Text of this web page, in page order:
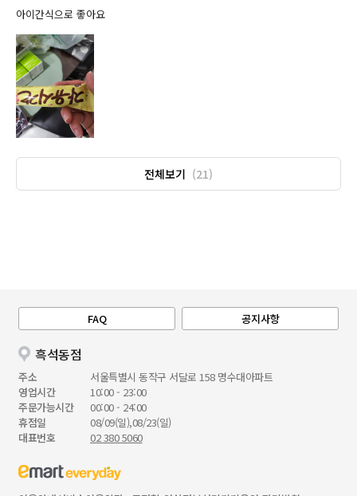
아이간식으로 좋아요
전체보기 (21)
FAQ 공지사항
흑석동점
주소
서울특별시 동작구 서달로 158 명수대아파트
영업시간
10:00 - 23:00
주문가능시간
00:00 - 24:00
휴점일
08/09(일),08/23(일)
대표번호
02 380 5060